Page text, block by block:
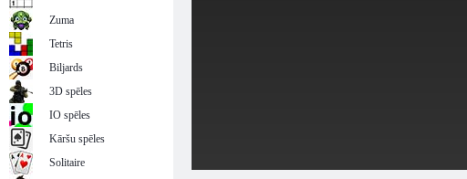
Zuma
Tetris
Biljards
3D spēles
IO spēles
Kāršu spēles
Solitaire